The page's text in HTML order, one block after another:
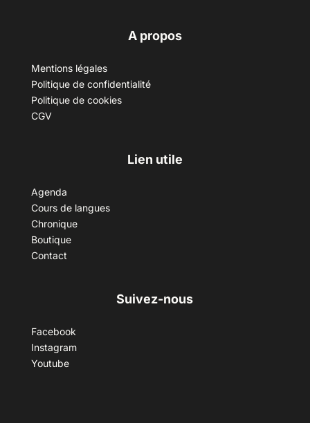
A propos
Mentions légales
Politique de confidentialité
Politique de cookies
CGV
Lien utile
Agenda
Cours de langues
Chronique
Boutique
Contact
Suivez-nous
Facebook
Instagram
Youtube